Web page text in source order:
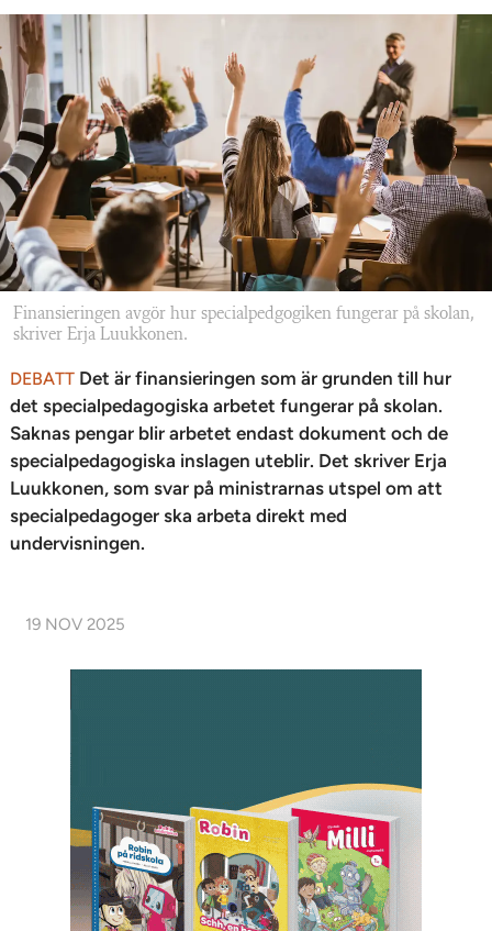
Finansieringen avgör hur specialpedgogiken fungerar på skolan,
skriver Erja Luukkonen.
DEBATT Det är finansieringen som är grunden till hur
det specialpedagogiska arbetet fungerar på skolan.
Saknas pengar blir arbetet endast dokument och de
specialpedagogiska inslagen uteblir. Det skriver Erja
Luukkonen, som svar på ministrarnas utspel om att
specialpedagoger ska arbeta direkt med
undervisningen.
19 NOV 2025